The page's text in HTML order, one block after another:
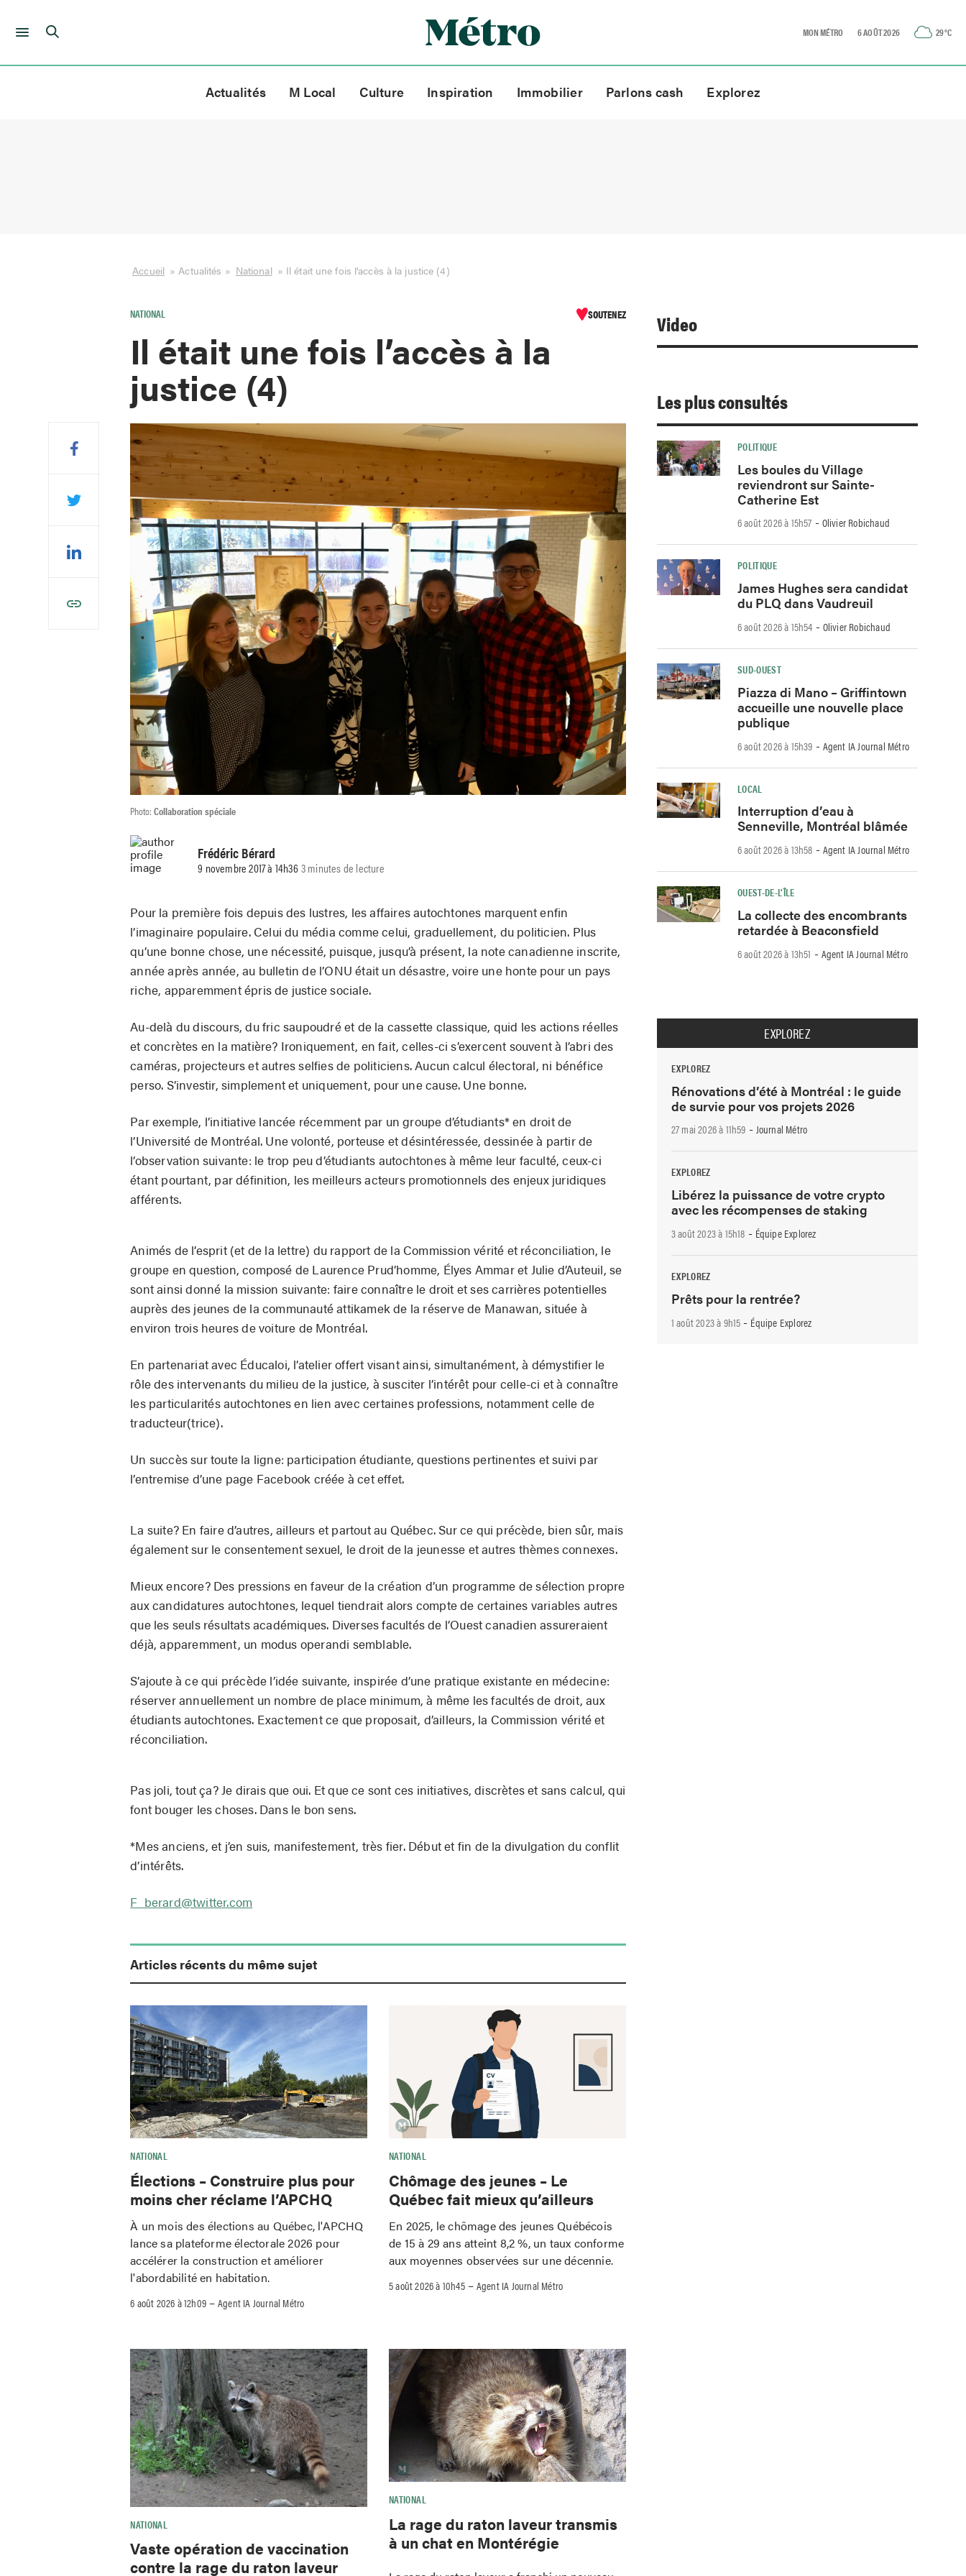
Skip
MON MÉTRO 6 AOÛT 2026 29°C
Actualités M Local Culture Inspiration Immobilier Parlons cash Explorez
Accueil »Actualités » National » Il était une fois l’accès à la justice (4)
NATIONAL SOUTENEZ
Il était une fois l’accès à la
justice (4)
Photo:Collaboration spéciale
Frédéric Bérard
9 novembre 2017 à 14h363 minutes de lecture
Pour la première fois depuis des lustres, les affaires autochtones marquent enfin
l’imaginaire populaire. Celui du média comme celui, graduellement, du politicien. Plus
qu’une bonne chose, une nécessité, puisque, jusqu’à présent, la note canadienne inscrite,
année après année, au bulletin de l’ONU était un désastre, voire une honte pour un pays
riche, apparemment épris de justice sociale.
Au-delà du discours, du fric saupoudré et de la cassette classique, quid les actions réelles
et concrètes en la matière? Ironiquement, en fait, celles-ci s’exercent souvent à l’abri des
caméras, projecteurs et autres selfies de politiciens. Aucun calcul électoral, ni bénéfice
perso. S’investir, simplement et uniquement, pour une cause. Une bonne.
Par exemple, l’initiative lancée récemment par un groupe d’étudiants* en droit de
l’Université de Montréal. Une volonté, porteuse et désintéressée, dessinée à partir de
l’observation suivante: le trop peu d’étudiants autochtones à même leur faculté, ceux-ci
étant pourtant, par définition, les meilleurs acteurs promotionnels des enjeux juridiques
afférents.
Animés de l’esprit (et de la lettre) du rapport de la Commission vérité et réconciliation, le
groupe en question, composé de Laurence Prud’homme, Élyes Ammar et Julie d’Auteuil, se
sont ainsi donné la mission suivante: faire connaître le droit et ses carrières potentielles
auprès des jeunes de la communauté attikamek de la réserve de Manawan, située à
environ trois heures de voiture de Montréal.
En partenariat avec Éducaloi, l’atelier offert visant ainsi, simultanément, à démystifier le
rôle des intervenants du milieu de la justice, à susciter l’intérêt pour celle-ci et à connaître
les particularités autochtones en lien avec certaines professions, notamment celle de
traducteur(trice).
Un succès sur toute la ligne: participation étudiante, questions pertinentes et suivi par
l’entremise d’une page Facebook créée à cet effet.
La suite? En faire d’autres, ailleurs et partout au Québec. Sur ce qui précède, bien sûr, mais
également sur le consentement sexuel, le droit de la jeunesse et autres thèmes connexes.
Mieux encore? Des pressions en faveur de la création d’un programme de sélection propre
aux candidatures autochtones, lequel tiendrait alors compte de certaines variables autres
que les seuls résultats académiques. Diverses facultés de l’Ouest canadien assureraient
déjà, apparemment, un modus operandi semblable.
S’ajoute à ce qui précède l’idée suivante, inspirée d’une pratique existante en médecine:
réserver annuellement un nombre de place minimum, à même les facultés de droit, aux
étudiants autochtones. Exactement ce que proposait, d’ailleurs, la Commission vérité et
réconciliation.
Pas joli, tout ça? Je dirais que oui. Et que ce sont ces initiatives, discrètes et sans calcul, qui
font bouger les choses. Dans le bon sens.
*Mes anciens, et j’en suis, manifestement, très fier. Début et fin de la divulgation du conflit
d’intérêts.
F_berard@twitter.com
Articles récents du même sujet
NATIONAL
Élections – Construire plus pour
moins cher réclame l’APCHQ
À un mois des élections au Québec, l'APCHQ
lance sa plateforme électorale 2026 pour
accélérer la construction et améliorer
l'abordabilité en habitation.
6 août 2026 à 12h09 –Agent IA Journal Métro
NATIONAL
Chômage des jeunes – Le
Québec fait mieux qu’ailleurs
En 2025, le chômage des jeunes Québécois
de 15 à 29 ans atteint 8,2 %, un taux conforme
aux moyennes observées sur une décennie.
5 août 2026 à 10h45–Agent IA Journal Métro
NATIONAL
Vaste opération de vaccination
contre la rage du raton laveur
NATIONAL
La rage du raton laveur transmis
à un chat en Montérégie
Video
Les plus consultés
POLITIQUE
Les boules du Village
reviendront sur Sainte-
Catherine Est
6 août 2026 à 15h57 -Olivier Robichaud
POLITIQUE
James Hughes sera candidat
du PLQ dans Vaudreuil
6 août 2026 à 15h54 -Olivier Robichaud
SUD-OUEST
Piazza di Mano – Griffintown
accueille une nouvelle place
publique
6 août 2026 à 15h39 -Agent IA Journal Métro
LOCAL
Interruption d’eau à
Senneville, Montréal blâmée
6 août 2026 à 13h58 -Agent IA Journal Métro
OUEST-DE-L’ÎLE
La collecte des encombrants
retardée à Beaconsfield
6 août 2026 à 13h51 -Agent IA Journal Métro
EXPLOREZ
EXPLOREZ
Rénovations d’été à Montréal : le guide
de survie pour vos projets 2026
27 mai 2026 à 11h59 -Journal Métro
EXPLOREZ
Libérez la puissance de votre crypto
avec les récompenses de staking
3 août 2023 à 15h18 - Équipe Explorez
EXPLOREZ
Prêts pour la rentrée?
1 août 2023 à 9h15 - Équipe Explorez